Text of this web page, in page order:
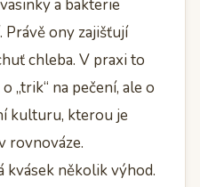
a bakterie
Právě ony zajišťují
chleba. V praxi to
„trik“ na pečení, ale o
kulturu, kterou je
rovnováze.
kvásek několik výhod.